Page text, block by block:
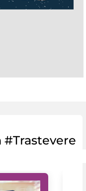
#Trastevere